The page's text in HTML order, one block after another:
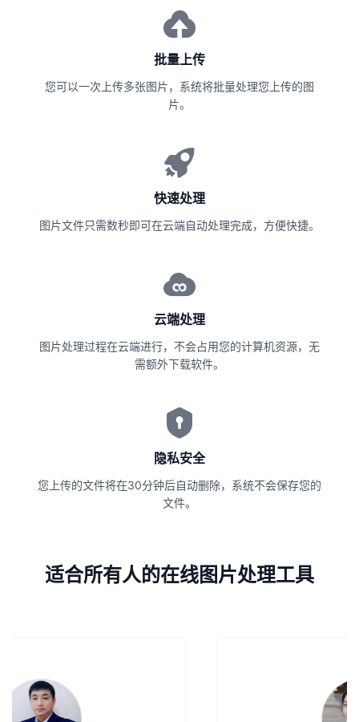
批量上传
您可以一次上传多张图片，系统将批量处理您上传的图
片。
快速处理
图片文件只需数秒即可在云端自动处理完成，方便快捷。
云端处理
图片处理过程在云端进行，不会占用您的计算机资源，无
需额外下载软件。
隐私安全
您上传的文件将在30分钟后自动删除，系统不会保存您的
文件。
适合所有人的在线图片处理工具